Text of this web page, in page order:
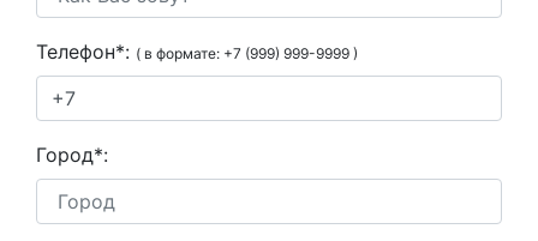
Телефон*: ( в формате: +7 (999) 999-9999 )
Город*: